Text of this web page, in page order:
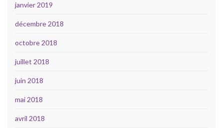
janvier 2019
décembre 2018
octobre 2018
juillet 2018
juin 2018
mai 2018
avril 2018